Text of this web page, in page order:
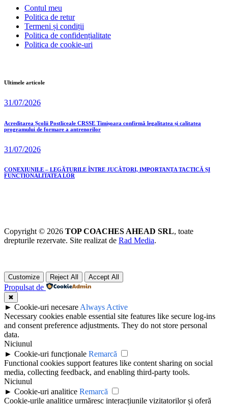
Contul meu
Politica de retur
Termeni și condiții
Politica de confidențialitate
Politica de cookie-uri
Ultimele articole
31/07/2026
Acreditarea Școlii Postliceale CRSSE Timișoara confirmă legalitatea și calitatea
programului de formare a antrenorilor
31/07/2026
CONEXIUNILE – LEGĂTURILE ÎNTRE JUCĂTORI, IMPORTANȚA TACTICĂ ȘI
FUNCȚIONALITATEA LOR
Copyright © 2026 TOP COACHES AHEAD SRL, toate
drepturile rezervate. Site realizat de Rad Media.
Customize Reject All Accept All
Propulsat de
✖
► Cookie-uri necesareAlways Active
Necessary cookies enable essential site features like secure log-ins
and consent preference adjustments. They do not store personal
data.
Niciunul
► Cookie-uri funcționale Remarcă
Functional cookies support features like content sharing on social
media, collecting feedback, and enabling third-party tools.
Niciunul
► Cookie-uri analitice Remarcă
Cookie-urile analitice urmăresc interacțiunile vizitatorilor și oferă